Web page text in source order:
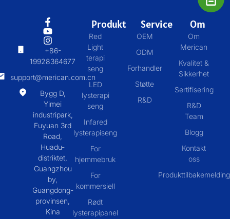
+86-
19928364677
support@merican.com.cn
Bygg D,
Yimei
industripark,
Fuyuan 3rd
Road,
Huadu-
distriktet,
Guangzhou
by,
Guangdong-
provinsen,
Kina
Produkt
Red
Light
terapi
seng
LED
lysterapi
seng
Infared
lysterapiseng
For
hjemmebruk
For
kommersiell
Rødt
lysterapipanel
Service
OEM
ODM
Forhandler
Støtte
R&D
Om
Om
Merican
Kvalitet &
Sikkerhet
Sertifisering
R&D
Team
Blogg
Kontakt
oss
Produkttilbakemelding